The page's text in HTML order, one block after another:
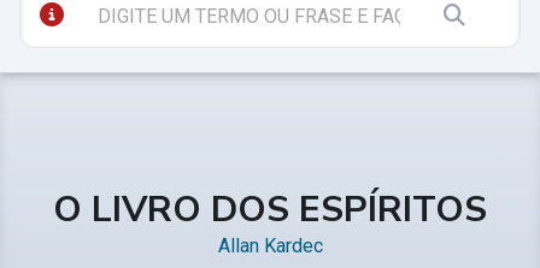
O LIVRO DOS ESPÍRITOS
Allan Kardec